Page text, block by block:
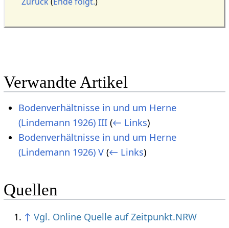
Verwandte Artikel
Bodenverhältnisse in und um Herne
(Lindemann 1926) III (← Links)
Bodenverhältnisse in und um Herne
(Lindemann 1926) V (← Links)
Quellen
↑ Vgl. Online Quelle auf Zeitpunkt.NRW